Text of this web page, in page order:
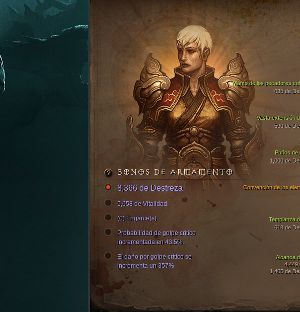
Vasta extensión
590 de
Puños de
1,000 de
Manto de los pecadores
635 de
Templanza
618 de
Alcance
1,465 de
Convención de los
BONOS DE ARMAMENTO
8,366 de Destreza
5,658 de Vitalidad
(0) Engarce(s)
Probabilidad de golpe crítico
incrementada en 43.5%.
El daño por golpe crítico se
incrementa un 357%